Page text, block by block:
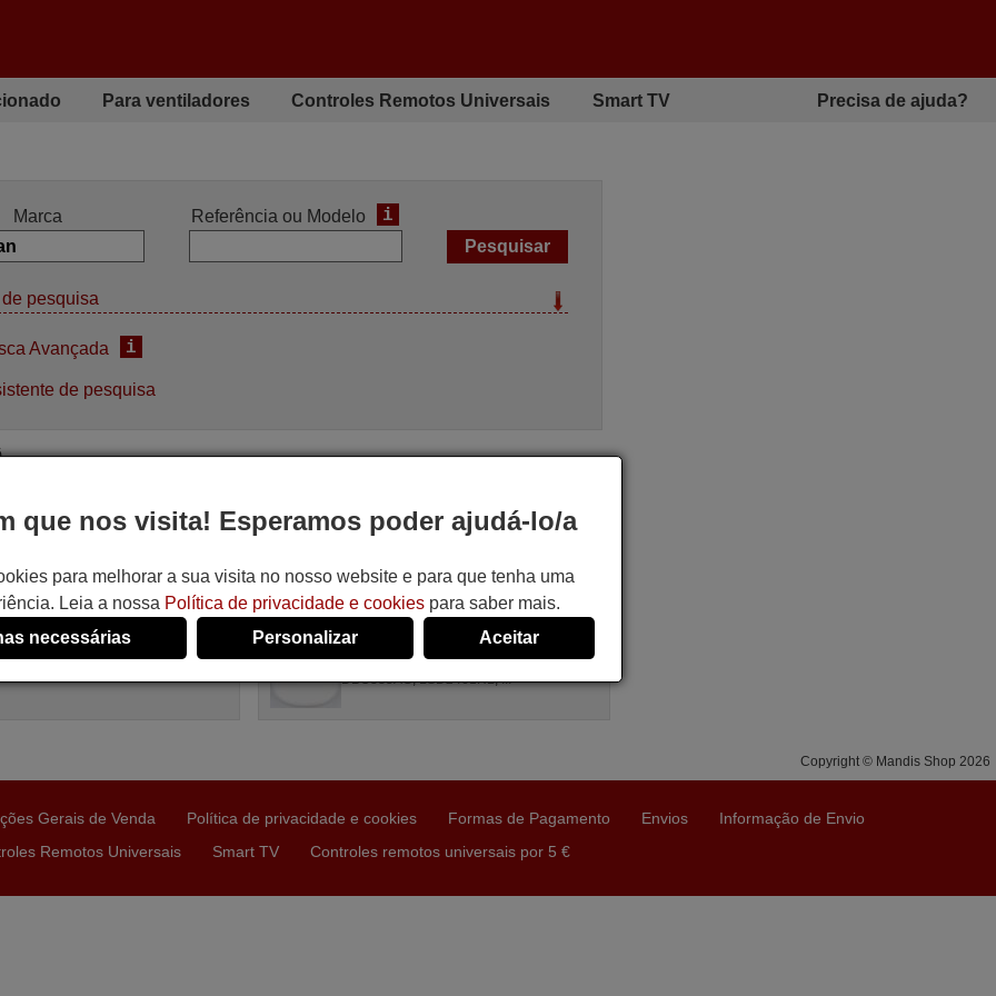
Para ventiladores Controles Remotos Universais Smart TV Precisa de ajuda?
Marca Referência ou Modelo i
pesquisa
Avançada i
de pesquisa
Unitronic Air Plus
disponível em stock
SPLIT2700DECONNE
all, R410A, FAC12407CH,
DBM535AM, LSD2461HL,
MSCA12YV, MS30, ...
TIANYUAN Unitronic Air
Artigo disponível em stock
Tianyuan
Para all, GZ1002BE3,
SPLIT2700DECONNE (D4324009),
R410A, DSB121LH, MSCA12YV,
ALD3000, FAC12407CH, MS30,
DBO335AG, LSD2461HL, ...
Copyright © Mandis Shop 2026
Gerais de Venda Política de privacidade e cookies Formas de Pagamento Envios
Informação de Envio
Remotos Universais Smart TV Controles remotos universais por 5 €
que nos visita! Esperamos poder ajudá-lo/a
para melhorar a sua visita no nosso website e para que tenha uma
Leia a nossa Política de privacidade e cookies para saber mais.
necessárias
Personalizar Aceitar